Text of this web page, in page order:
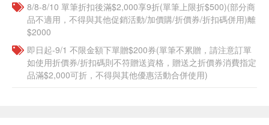
8/8-8/10 單筆折扣後滿$2,000享9折(單筆上限折$500)(部分商
品不適用，不得與其他促銷活動/加價購/折價券/折扣碼併用)離
$2000
即日起-9/1 不限金額下單贈$200券(單筆不累贈，請注意訂單
如使用折價券/折扣碼則不符贈送資格，贈送之折價券消費指定
品滿$2,000可折，不得與其他優惠活動合併使用)